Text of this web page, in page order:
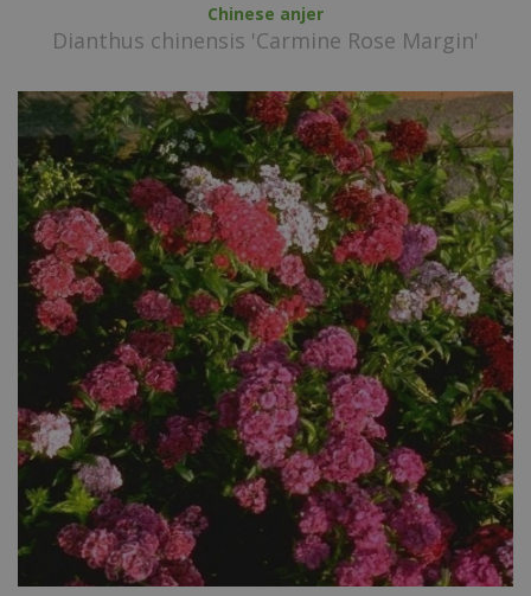
Chinese anjer
Dianthus chinensis 'Carmine Rose Margin'